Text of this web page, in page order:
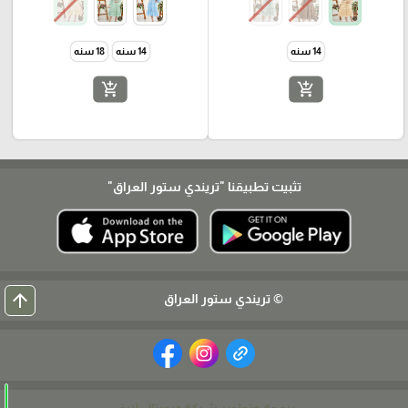
14 سنه
add_shopping_cart
14 سنه 18 سنه
add_shopping_cart
تثبيت تطبيقنا "تريندي ستور العراق"
© تريندي ستور العراق arrow_upward